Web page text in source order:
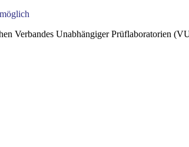
Verbandes Unabhängiger Prüflaboratorien